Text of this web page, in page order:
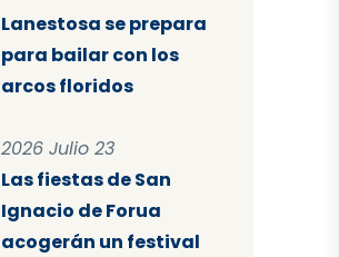
Lanestosa se prepara
para bailar con los
arcos floridos
2026 Julio 23
Las fiestas de San
Ignacio de Forua
acogerán un festival